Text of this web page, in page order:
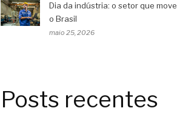
Dia da indústria: o setor que move
o Brasil
maio 25, 2026
Posts recentes